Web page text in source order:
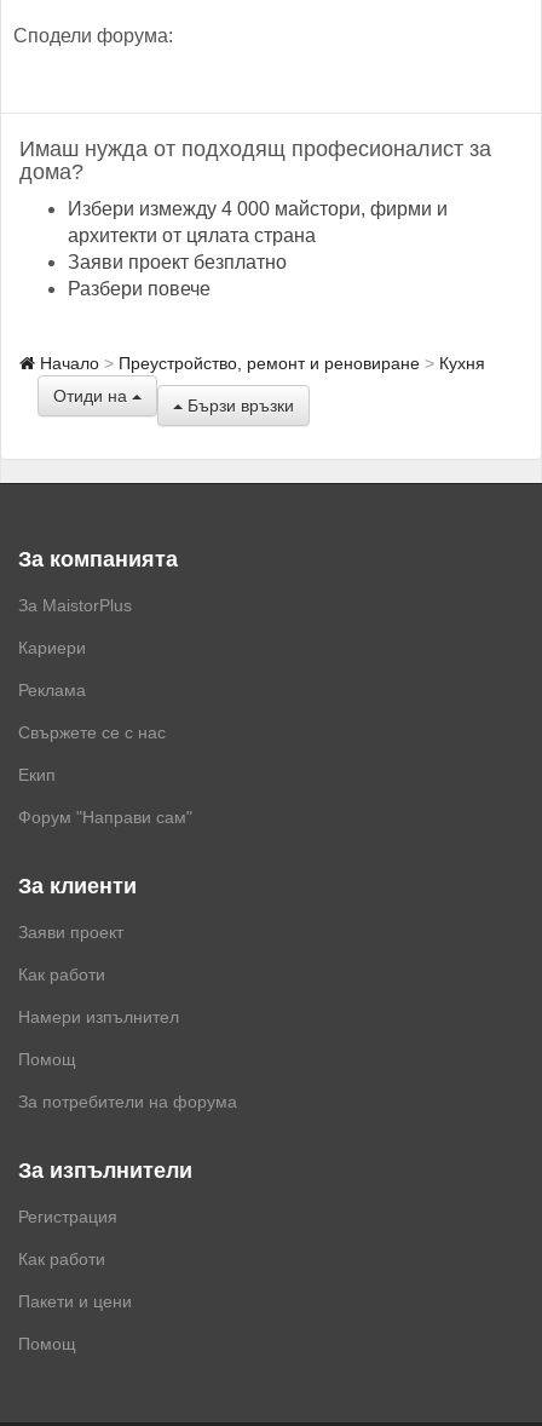
Сподели форума:
Имаш нужда от подходящ професионалист за
дома?
Избери измежду 4 000 майстори, фирми и
архитекти от цялата страна
Заяви проект безплатно
Разбери повече
Начало Преустройство, ремонт и реновиране
Кухня
Отиди на
Бързи връзки
За компанията
За MaistorPlus
Кариери
Реклама
Свържете се с нас
Екип
Форум "Направи сам"
За клиенти
Заяви проект
Как работи
Намери изпълнител
Помощ
За потребители на форума
За изпълнители
Регистрация
Как работи
Пакети и цени
Помощ